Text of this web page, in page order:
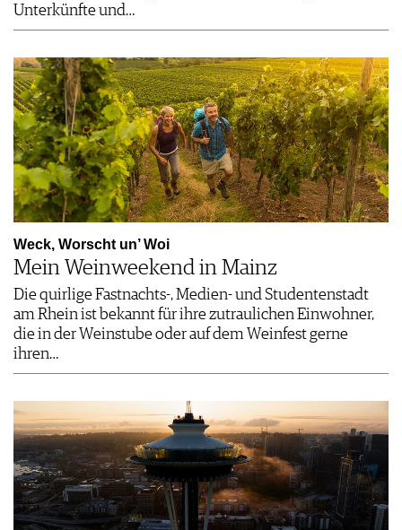
Unterkünfte und…
Weck, Worscht un’ Woi
Mein Weinweekend in Mainz
Die quirlige Fastnachts-, Medien- und Studentenstadt
am Rhein ist bekannt für ihre zutraulichen Einwohner,
die in der Weinstube oder auf dem Weinfest gerne
ihren…